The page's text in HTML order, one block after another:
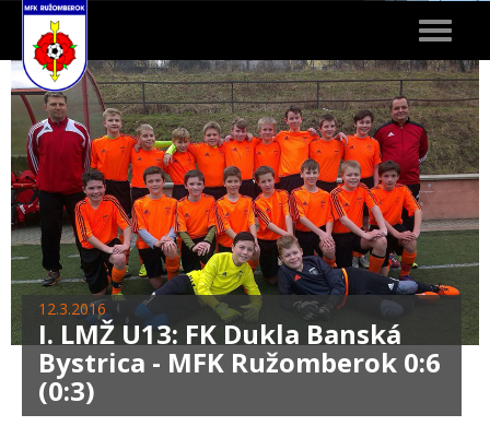
Toggle
12.3.2016
I. LMŽ U13: FK Dukla Banská
Bystrica - MFK Ružomberok 0:6
(0:3)